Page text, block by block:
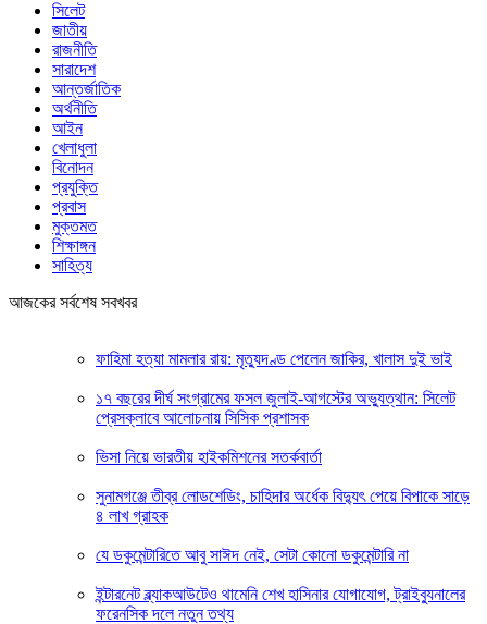
সিলেট
জাতীয়
রাজনীতি
সারাদেশ
আন্তর্জাতিক
অর্থনীতি
আইন
খেলাধুলা
বিনোদন
প্রযুক্তি
প্রবাস
মুক্তমত
শিক্ষাঙ্গন
সাহিত্য
আজকের সর্বশেষ সবখবর
ফাহিমা হত্যা মামলার রায়: মৃত্যুদণ্ড পেলেন জাকির, খালাস দুই ভাই
১৭ বছরের দীর্ঘ সংগ্রামের ফসল জুলাই-আগস্টের অভ্যুত্থান: সিলেট
প্রেসক্লাবে আলোচনায় সিসিক প্রশাসক
ভিসা নিয়ে ভারতীয় হাইকমিশনের সতর্কবার্তা
সুনামগঞ্জে তীব্র লোডশেডিং, চাহিদার অর্ধেক বিদ্যুৎ পেয়ে বিপাকে সাড়ে
৪ লাখ গ্রাহক
যে ডকুমেন্টারিতে আবু সাঈদ নেই, সেটা কোনো ডকুমেন্টারি না
ইন্টারনেট ব্ল্যাকআউটেও থামেনি শেখ হাসিনার যোগাযোগ, ট্রাইব্যুনালের
ফরেনসিক দলে নতুন তথ্য